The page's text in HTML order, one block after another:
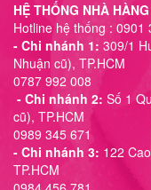
HỆ THỐNG NHÀ
Hotline hệ thống : 0901
- Chi nhánh 1: 309/1
Nhuận cũ), TP.HCM
0787 992 008
- Chi nhánh 2: Số 1
cũ), TP.HCM
0989 345 671
- Chi nhánh 3: 122
TP.HCM